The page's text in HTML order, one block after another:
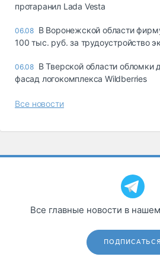
протаранил Lada Vesta
06.08 В Воронежской области
100 тыс. руб. за трудоустройство
06.08 В Тверской области обломки
фасад логокомплекса Wildberries
Все новости
Все главные новости в
ПОДПИСАТЬСЯ